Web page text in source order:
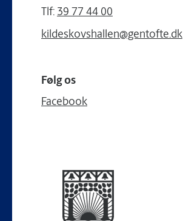
Tlf: 39 77 44 00
kildeskovshallen@gentofte.dk
Følg os
Facebook